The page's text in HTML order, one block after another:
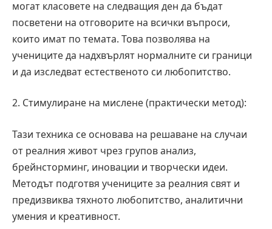
могат класовете на следващия ден да бъдат
посветени на отговорите на всички въпроси,
които имат по темата. Това позволява на
учениците да надхвърлят нормалните си граници
и да изследват естественото си любопитство.
2. Стимулиране на мислене (практически метод):
Тази техника се основава на решаване на случаи
от реалния живот чрез групов анализ,
брейнсторминг, иновации и творчески идеи.
Методът подготвя учениците за реалния свят и
предизвиква тяхното любопитство, аналитични
умения и креативност.